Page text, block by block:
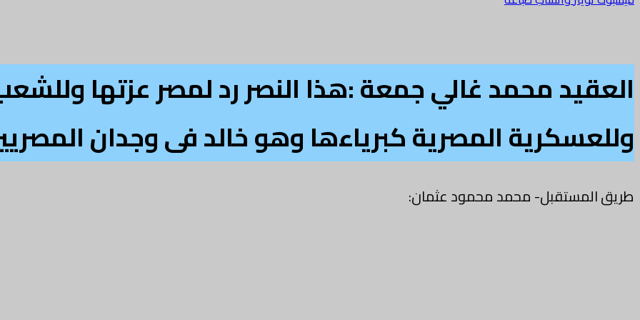
العقيد محمد غالي جمعة :هذا النصر رد لمصر عزتها
وللعسكرية المصرية كبرياءها وهو خالد فى وجدان
طريق المستقبل- محمد محمود عثمان: